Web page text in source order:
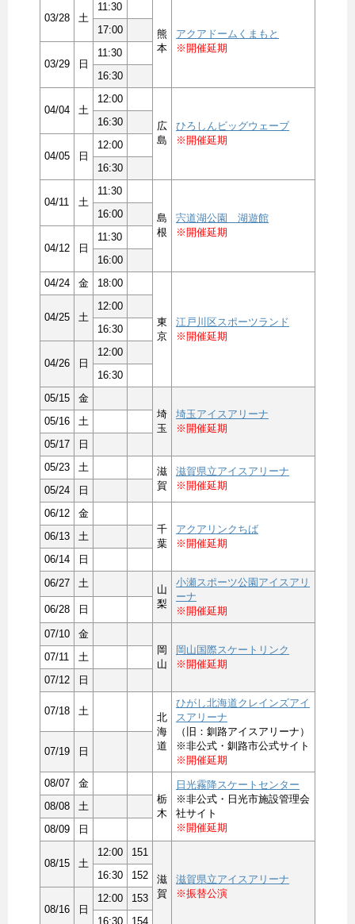
03/28 土
11:30
熊
本
アクアドームくまもと
※開催延期
17:00
03/29 日
11:30
16:30
04/04 土
12:00
広
島
ひろしんビッグウェーブ
※開催延期
16:30
04/05 日
12:00
16:30
04/11 土
11:30
島
根
宍道湖公園 湖遊館
※開催延期
16:00
04/12 日
11:30
16:00
04/24
金 18:00
東
京
江戸川区スポーツランド
※開催延期
04/25 土
12:00
16:30
04/26 日
12:00
16:30
05/15
金
埼
玉
埼玉アイスアリーナ
※開催延期
05/16
土
05/17
日
05/23
土
滋
賀
滋賀県立アイスアリーナ
※開催延期
05/24
日
06/12
金
千
葉
アクアリンクちば
※開催延期
06/13
土
06/14
日
06/27
土
山
梨
小瀬スポーツ公園アイスアリ
ーナ
※開催延期
06/28 日
07/10
金
岡
山
岡山国際スケートリンク
※開催延期
07/11
土
07/12
日
07/18 土
北
海
道
ひがし北海道クレインズアイ
スアリーナ
（旧：釧路アイスアリーナ）
※非公式・釧路市公式サイト
※開催延期
07/19 日
08/07
金
栃
木
日光霧降スケートセンター
※非公式・日光市施設管理会
社サイト
※開催延期
08/08
土
08/09
日
08/15 土
12:00 151
滋
賀
滋賀県立アイスアリーナ
※振替公演
16:30 152
08/16 日
12:00
153
16:30
154